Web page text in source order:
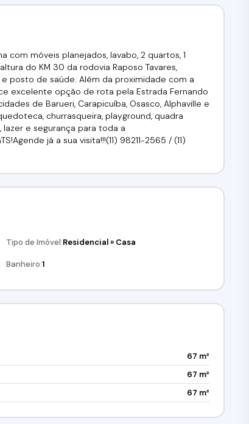
com móveis planejados, lavabo, 2 quartos, 1
do KM 30 da rodovia Raposo Tavares,
posto de saúde. Além da proximidade com a
excelente opção de rota pela Estrada Fernando
de Barueri, Carapicuíba, Osasco, Alphaville e
churrasqueira, playground, quadra
e segurança para toda a
já a sua visita!!!(11) 98211-2565 / (11)
Tipo de Imóvel:Residencial» Casa
Banheiro:1
67 m²
67 m²
67 m²